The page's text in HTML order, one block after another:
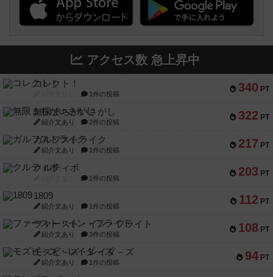
アクセス数 急上昇中
コレクト！
紹介文なし 1件の投稿
322
無限まちがいさがし
紹介文あり
217
紹介文あり 1件の投稿
203
紹介文なし 1件の投稿
112
紹介文あり
108
紹介文あり
94
紹介文あり 1件の投稿
79
テンプテーション
紹介文なし 2件の投稿
インドネシア